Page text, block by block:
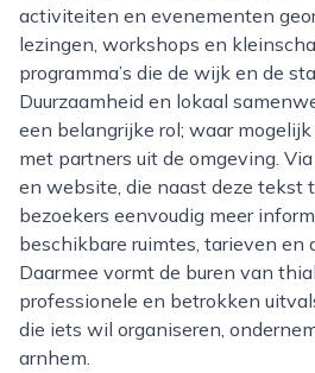
activiteiten en evenementen
lezingen, workshops en
programma’s die de wijk en de
Duurzaamheid en lokaal
een belangrijke rol; waar
met partners uit de omgeving.
en website, die naast deze tekst
bezoekers eenvoudig meer
beschikbare ruimtes, tarieven en
Daarmee vormt de buren van
professionele en betrokken
die iets wil organiseren,
arnhem.